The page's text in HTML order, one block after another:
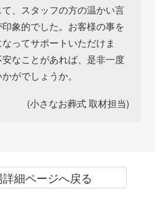
、スタッフの方の温かい言
象的でした。お客様の事を
ってサポートいただけま
なことがあれば、是非一度
がでしょうか。
(小さなお葬式 取材担当)
細ページへ戻る